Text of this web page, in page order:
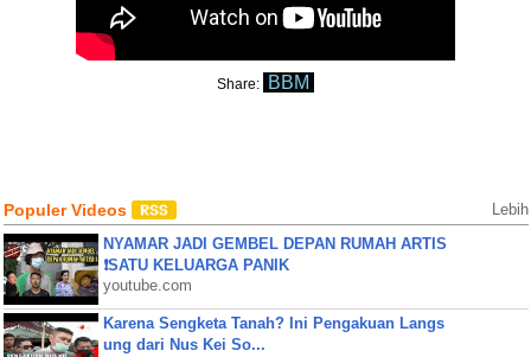
Share: BBM
Populer Videos Lebih
NYAMAR JADI GEMBEL DEPAN RUMAH ARTIS
❗SATU KELUARGA PANIK
youtube.com
Karena Sengketa Tanah? Ini Pengakuan Langs
ung dari Nus Kei So...